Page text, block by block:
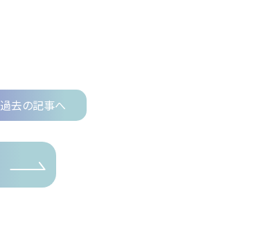
過去の記事へ